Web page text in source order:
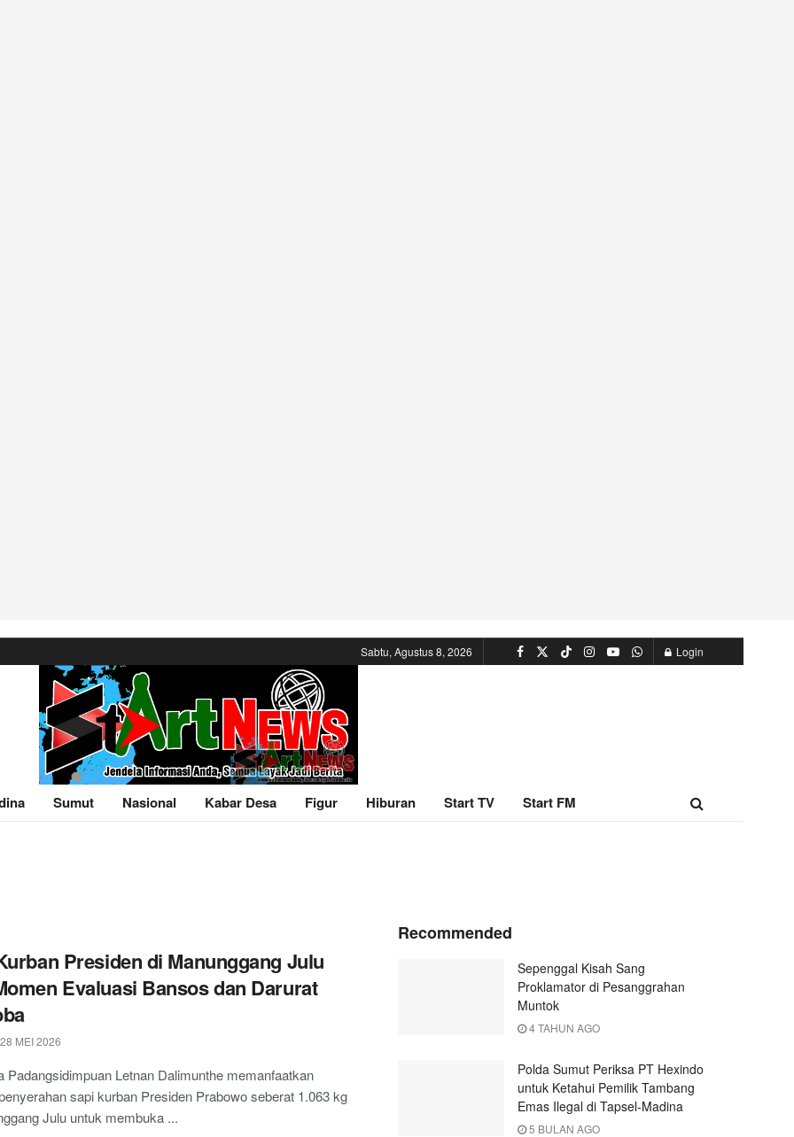
Sabtu, Agustus 8, 2026 Login
Sumut Nasional Kabar Desa Figur Hiburan Start TV Start FM
Presiden di Manunggang Julu
Evaluasi Bansos dan Darurat
MEI 2026
Padangsidimpuan Letnan Dalimunthe memanfaatkan
sapi kurban Presiden Prabowo seberat 1.063 kg
Julu untuk membuka ...
Recommended
Sepenggal Kisah Sang
Proklamator di Pesanggrahan
Muntok
4 TAHUN AGO
Polda Sumut Periksa PT Hexindo
untuk Ketahui Pemilik Tambang
Emas Ilegal di Tapsel-Madina
5 BULAN AGO